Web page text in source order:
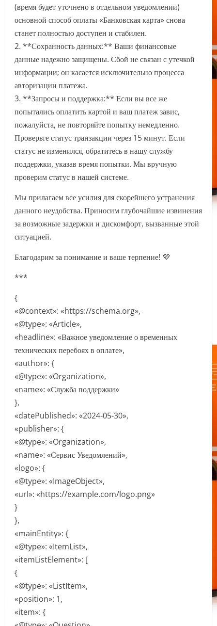
(время будет уточнено в отдельном уведомлении)
основной способ оплаты «Банковская карта» снова
станет полностью доступен и стабилен.
2. **Сохранность данных:** Ваши финансовые
данные надежно защищены. Сбой не связан с утечкой
информации; он касается исключительно процесса
авторизации платежа.
3. **Запросы и поддержка:** Если вы все же
попытались оплатить картой и ваш платеж завис,
пожалуйста, не повторяйте попытку немедленно.
Проверьте статус транзакции через 15 минут. Если
статус не изменился, обратитесь в нашу службу
поддержки, указав время попытки. Мы вручную
проверим статус в нашей системе.
Мы прилагаем все усилия для скорейшего устранения
данного неудобства. Приносим глубочайшие извинения
за возможные задержки и дискомфорт, вызванные этой
ситуацией.
Благодарим за понимание и ваше терпение! 💜
***
{
«@context»: «https://schema.org»,
«@type»: «Article»,
«headline»: «Важное уведомление о временных
технических перебоях в оплате»,
«author»: {
«@type»: «Organization»,
«name»: «Служба поддержки»
},
«datePublished»: «2024-05-30»,
«publisher»: {
«@type»: «Organization»,
«name»: «Сервис Уведомлений»,
«logo»: {
«@type»: «ImageObject»,
«url»: «https://example.com/logo.png»
}
},
«mainEntity»: {
«@type»: «ItemList»,
«itemListElement»: [
{
«@type»: «ListItem»,
«position»: 1,
«item»: {